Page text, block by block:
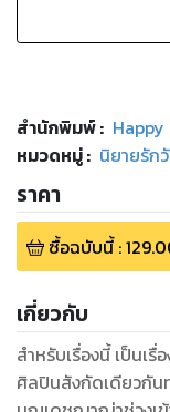
สำนักพิมพ์: Happy
หมวดหมู่: นิยายรัก
ราคา
ซื้อฉบับนี้:
เกี่ยวกับ
สำหรับเรื่องนี้ เป็นเรื่
ศิลปินสังกัดเดียวกัน